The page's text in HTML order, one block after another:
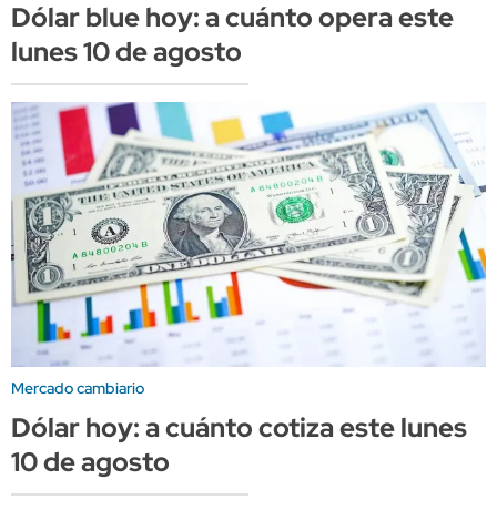
Dólar blue hoy: a cuánto opera este
lunes 10 de agosto
Mercado cambiario
Dólar hoy: a cuánto cotiza este lunes
10 de agosto